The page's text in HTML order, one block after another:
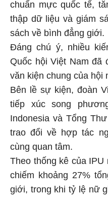
chuẩn mực quốc tế,
thập dữ liệu và giám
sách về bình đẳng giới.
Đáng chú ý, nhiều
Quốc hội Việt Nam đã
văn kiện chung của hội
Bên lề sự kiện, đoàn
tiếp xúc song
Indonesia và Tổng
trao đổi về hợp tác
cùng quan tâm.
Theo thống kê của
chiếm khoảng 27%
giới, trong khi tỷ lệ nữ